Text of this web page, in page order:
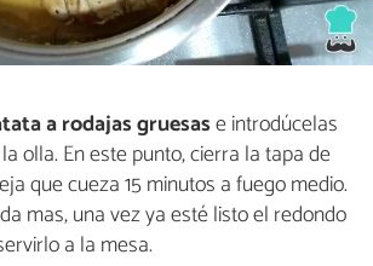
a rodajas gruesase introdúcelas
olla. En este punto, cierra la tapa de
que cueza 15 minutos a fuego medio.
mas, una vez ya esté listo el redondo
a la mesa.